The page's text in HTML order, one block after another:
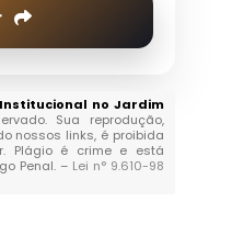
no Jardim
Sua reprodução,
nossos links, é proibida
Plágio é crime e está
Penal. – Lei n° 9.610-98